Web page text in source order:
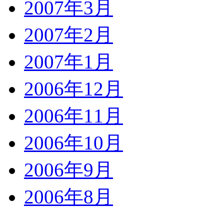
2007年3月
2007年2月
2007年1月
2006年12月
2006年11月
2006年10月
2006年9月
2006年8月